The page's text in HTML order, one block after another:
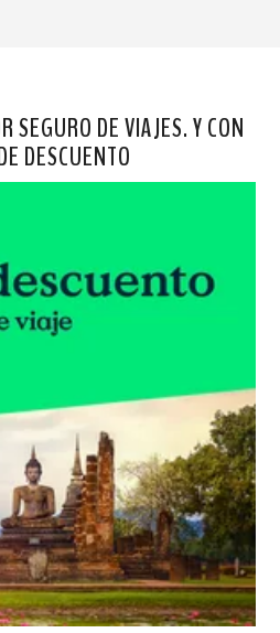
SEGURO DE VIAJES. Y CON
DESCUENTO